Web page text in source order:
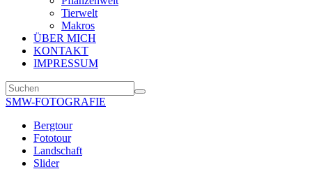
Tierwelt
Makros
ÜBER MICH
KONTAKT
IMPRESSUM
SMW-FOTOGRAFIE
Bergtour
Fototour
Landschaft
Slider